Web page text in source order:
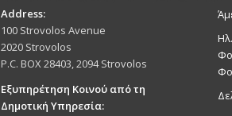
Address:
100 Strovolos Avenue
2020 Strovolos
P.C. BOX 28403, 2094 Strovolos
Εξυπηρέτηση Κοινού από τη
Δημοτική Υπηρεσία: